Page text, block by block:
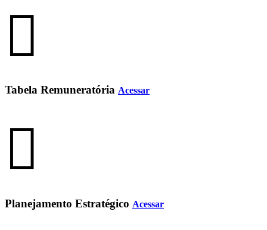
Tabela Remuneratória Acessar
Planejamento Estratégico Acessar